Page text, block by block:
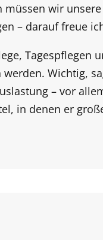
wir
– darauf freue
Tagespflegen
Wichtig,
– vor
in denen er